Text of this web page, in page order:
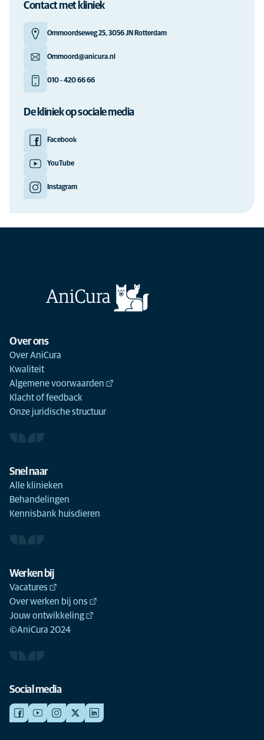
Contact met kliniek
Ommoordseweg 25, 3056 JN Rotterdam
Ommoord@anicura.nl
010 - 420 66 66
De kliniek op sociale media
Facebook
YouTube
Instagram
Over ons
Over AniCura
Kwaliteit
Algemene voorwaarden
Klacht of feedback
Onze juridische structuur
Snel naar
Alle klinieken
Behandelingen
Kennisbank huisdieren
Werken bij
Vacatures
Over werken bij ons
Jouw ontwikkeling
©AniCura 2024
Social media